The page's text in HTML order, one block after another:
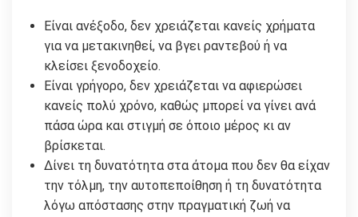
Είναι ανέξοδο, δεν χρειάζεται κανείς χρήματα
για να μετακινηθεί, να βγει ραντεβού ή να
κλείσει ξενοδοχείο.
Είναι γρήγορο, δεν χρειάζεται να αφιερώσει
κανείς πολύ χρόνο, καθώς μπορεί να γίνει ανά
πάσα ώρα και στιγμή σε όποιο μέρος κι αν
βρίσκεται.
Δίνει τη δυνατότητα στα άτομα που δεν θα είχαν
την τόλμη, την αυτοπεποίθηση ή τη δυνατότητα
λόγω απόστασης στην πραγματική ζωή να